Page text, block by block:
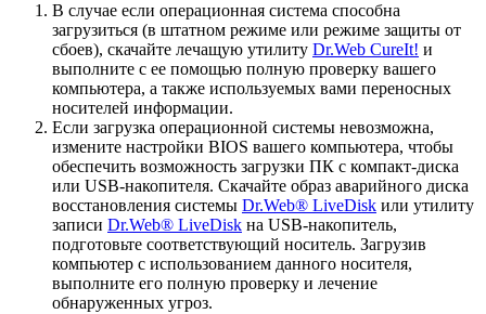
В случае если операционная система способна
загрузиться (в штатном режиме или режиме защиты от
сбоев), скачайте лечащую утилиту Dr.Web CureIt! и
выполните с ее помощью полную проверку вашего
компьютера, а также используемых вами переносных
носителей информации.
Если загрузка операционной системы невозможна,
измените настройки BIOS вашего компьютера, чтобы
обеспечить возможность загрузки ПК с компакт-диска
или USB-накопителя. Скачайте образ аварийного диска
восстановления системы Dr.Web® LiveDisk или утилиту
записи Dr.Web® LiveDisk на USB-накопитель,
подготовьте соответствующий носитель. Загрузив
компьютер с использованием данного носителя,
выполните его полную проверку и лечение
обнаруженных угроз.